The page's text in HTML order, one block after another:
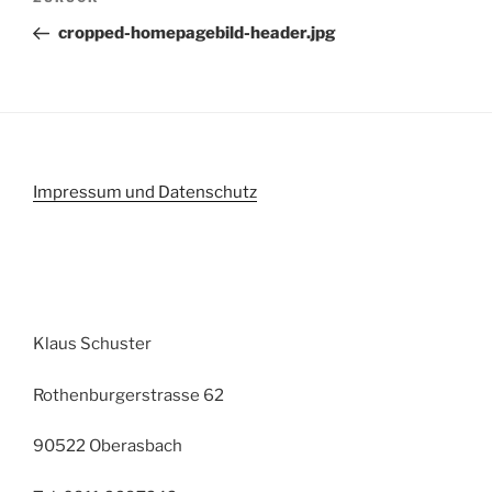
Beitrag
cropped-homepagebild-header.jpg
Impressum und Datenschutz
Klaus Schuster
Rothenburgerstrasse 62
90522 Oberasbach